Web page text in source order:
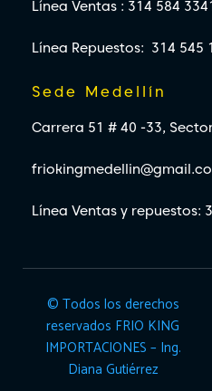
Línea Ventas : 314 584
Línea Repuestos: 314 545
Sede Medellín
Carrera 51 # 40 -33,
Línea Ventas y repuestos:
© Todos los derechos
reservados FRIO KING
IMPORTACIONES – Ing.
Diana Gutiérrez